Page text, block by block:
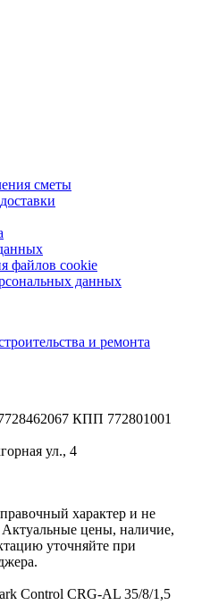
сметы
файлов cookie
данных
и ремонта
КПП 772801001
ул., 4
характер и не
цены, наличие,
уточняйте при
Control CRG-AL 35/8/1,5